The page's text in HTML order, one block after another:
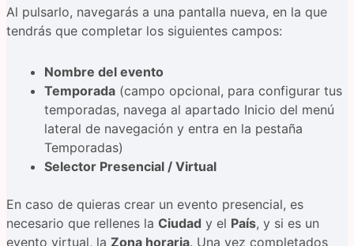
Al pulsarlo, navegarás a una pantalla nueva, en la que
tendrás que completar los siguientes campos:
Nombre del evento
Temporada(campo opcional, para configurar tus
temporadas, navega al apartado Inicio del menú
lateral de navegación y entra en la pestaña
Temporadas)
Selector Presencial / Virtual
En caso de quieras crear un evento presencial, es
necesario que rellenes la Ciudad y el País, y si es un
evento virtual, la Zona horaria. Una vez completados